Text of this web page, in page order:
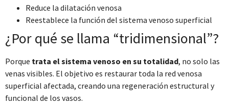
nuestros partners de redes sociales, publicidad y análisis
web, quienes pueden combinarla con otra información
partir del uso que haya hecho de sus servicios.
Selección
consentimiento
Reduce la dilatación venosa
Reestablece la función del sistema venoso superficial
¿Por qué se llama “tridimensional”?
Porque trata el sistema venoso en su totalidad, no solo las
venas visibles. El objetivo es restaurar toda la red venosa
superficial afectada, creando una regeneración estructural y
funcional de los vasos.